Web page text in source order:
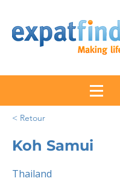
< Retour
Koh Samui
Thailand